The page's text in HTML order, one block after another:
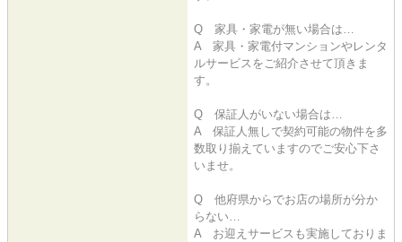
Q 家具・家電が無い場合は…
A 家具・家電付マンションやレンタ
ルサービスをご紹介させて頂きま
す。
Q 保証人がいない場合は…
A 保証人無しで契約可能の物件を多
数取り揃えていますのでご安心下さ
いませ。
Q 他府県からでお店の場所が分か
らない…
A お迎えサービスも実施しておりま